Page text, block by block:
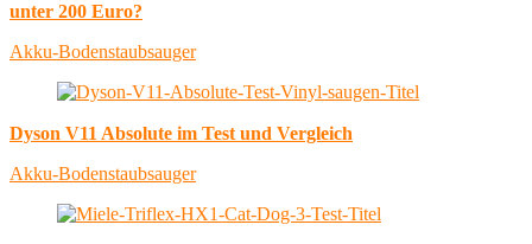
unter 200 Euro?
Akku-Bodenstaubsauger
Dyson V11 Absolute im Test und Vergleich
Akku-Bodenstaubsauger